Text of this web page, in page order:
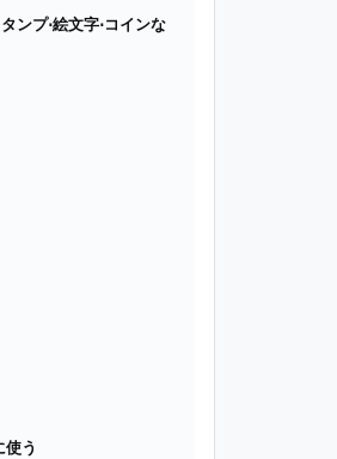
ンプ⋅絵文字⋅コインな
う